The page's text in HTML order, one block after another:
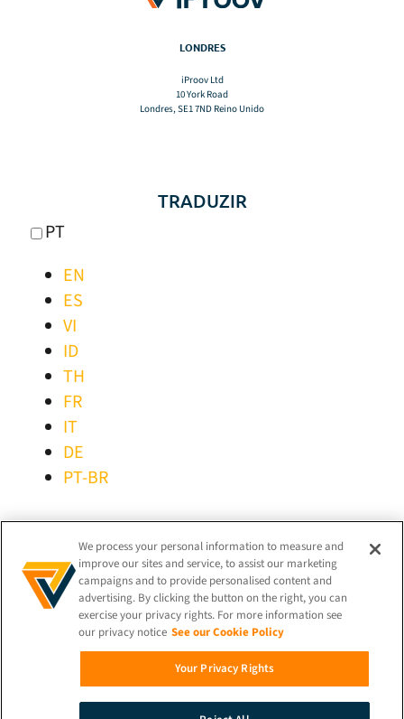
LONDRES
iProov Ltd
10 York Road
Londres, SE1 7ND Reino Unido
TRADUZIR
PT
EN
ES
VI
ID
TH
FR
IT
DE
PT-BR
MANTER-SE LIGADO!
© 2026 iProov |Política de Privacidade
Pesquisar
We process your personal information to measure and
improve our sites and service, to assist our marketing
campaigns and to provide personalised content and
advertising. By clicking the button on the right, you can
exercise your privacy rights. For more information see
our privacy notice See our Cookie Policy
Your Privacy Rights